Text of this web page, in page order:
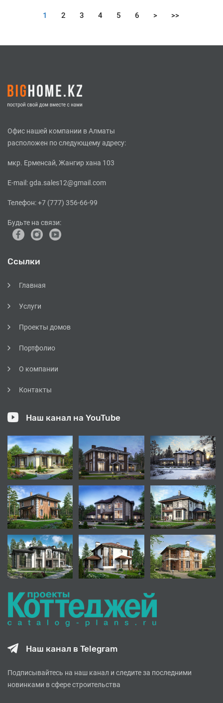
1 2 3 4 5 6 > >>
Офис нашей компании в Алматы
расположен по следующему адресу:
мкр. Ерменсай, Жангир хана 103
E-mail:gda.sales12@gmail.com
Телефон:+7 (777) 356-66-99
Будьте на связи:
Ссылки
Главная
Услуги
Проекты домов
Портфолио
О компании
Контакты
Наш канал на YouTube
Наш канал в Telegram
Подписывайтесь на наш канал и следите за последними
новинками в сфере строительства